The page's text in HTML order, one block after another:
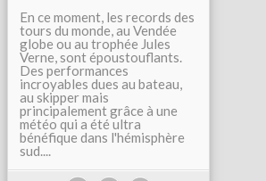
En ce moment, les records des
tours du monde, au Vendée
globe ou au trophée Jules
Verne, sont époustouflants.
Des performances
incroyables dues au bateau,
au skipper mais
principalement grâce à une
météo qui a été ultra
bénéfique dans l'hémisphère
sud....